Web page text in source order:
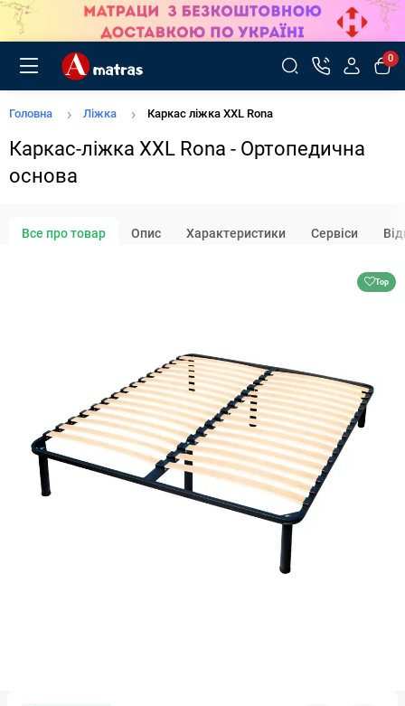
0
Головна Ліжка Каркас ліжка XXL Rona
Каркас-ліжка XXL Rona - Ортопедична
основа
Все про товар Опис Характеристики Сервіси
Top